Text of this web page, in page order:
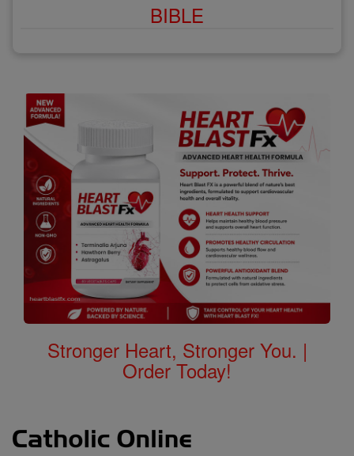
BIBLE
Stronger Heart, Stronger You. |
Order Today!